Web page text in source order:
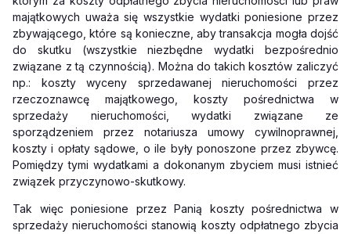
majątkowych uważa się wszystkie wydatki poniesione przez
zbywającego, które są konieczne, aby transakcja mogła dojść
do skutku (wszystkie niezbędne wydatki bezpośrednio
związane z tą czynnością). Można do takich kosztów zaliczyć
np.: koszty wyceny sprzedawanej nieruchomości przez
rzeczoznawcę majątkowego, koszty pośrednictwa w
sprzedaży nieruchomości, wydatki związane ze
sporządzeniem przez notariusza umowy cywilnoprawnej,
koszty i opłaty sądowe, o ile były ponoszone przez zbywcę.
Pomiędzy tymi wydatkami a dokonanym zbyciem musi istnieć
związek przyczynowo-skutkowy.
Tak więc poniesione przez Panią koszty pośrednictwa w
sprzedaży nieruchomości stanowią koszty odpłatnego zbycia